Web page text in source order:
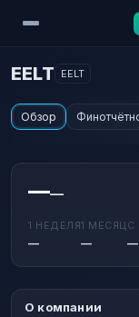
EELT EELT
Обзор
——
1 НЕДЕЛЯ
—
1 МЕСЯЦ
—
С
—
О компании